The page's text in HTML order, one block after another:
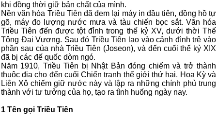
khi đồng thời giữ bản chất của mình.
Nền văn hóa Triều Tiên đã đem lại máy in đầu tiên, đồng hồ tự
gõ, máy đo lượng nước mưa và tàu chiến bọc sắt. Văn hóa
Triều Tiên đến được tột đỉnh trong thế kỷ XV, dưới thời Thế
Tông Đại Vương. Sau đó Triều Tiên lao vào cảnh đình trệ vào
phần sau của nhà Triều Tiên (Joseon), và đến cuối thế kỷ XIX
đã bị các đế quốc dòm ngó.
Năm 1910, Triều Tiên bị Nhật Bản đóng chiếm và trở thành
thuộc địa cho đến cuối Chiến tranh thế giới thứ hai. Hoa Kỳ và
Liên Xô chiếm giữ nước này và lập ra những chính phủ trung
thành với tư tưởng của họ, tạo ra tình huống ngày nay.
1 Tên gọi Triều Tiên